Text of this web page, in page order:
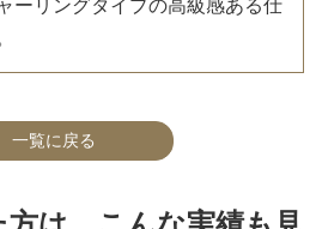
ーリングタイプの高級感ある仕
一覧に戻る